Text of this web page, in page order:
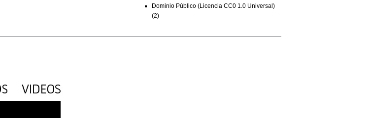
Dominio Público (Licencia CC0 1.0 Universal)
(2)